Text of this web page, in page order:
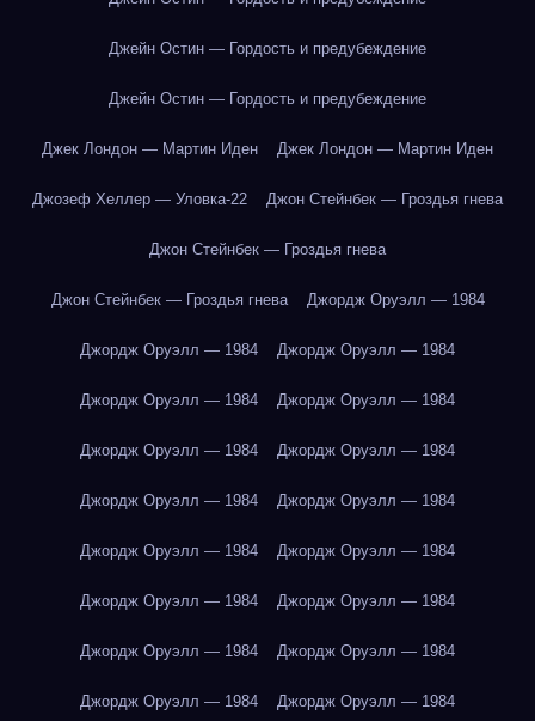
Джейн Остин — Гордость и предубеждение
Джейн Остин — Гордость и предубеждение
Джек Лондон — Мартин Иден Джек Лондон — Мартин Иден
Джозеф Хеллер — Уловка-22 Джон Стейнбек — Гроздья гнева
Джон Стейнбек — Гроздья гнева
Джон Стейнбек — Гроздья гнева Джордж Оруэлл — 1984
Джордж Оруэлл — 1984 Джордж Оруэлл — 1984
Джордж Оруэлл — 1984 Джордж Оруэлл — 1984
Джордж Оруэлл — 1984 Джордж Оруэлл — 1984
Джордж Оруэлл — 1984 Джордж Оруэлл — 1984
Джордж Оруэлл — 1984 Джордж Оруэлл — 1984
Джордж Оруэлл — 1984 Джордж Оруэлл — 1984
Джордж Оруэлл — 1984 Джордж Оруэлл — 1984
Джордж Оруэлл — 1984 Джордж Оруэлл — 1984